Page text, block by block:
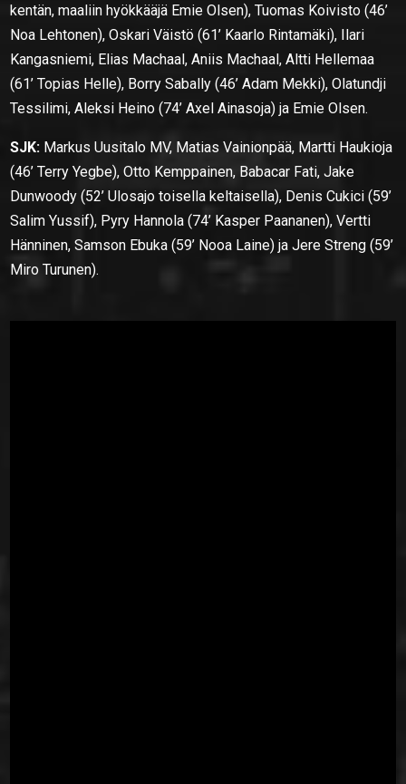
kentän, maaliin hyökkääjä Emie Olsen), Tuomas Koivisto (46’
Noa Lehtonen), Oskari Väistö (61’ Kaarlo Rintamäki), Ilari
Kangasniemi, Elias Machaal, Aniis Machaal, Altti Hellemaa
(61’ Topias Helle), Borry Sabally (46’ Adam Mekki), Olatundji
Tessilimi, Aleksi Heino (74’ Axel Ainasoja) ja Emie Olsen.
SJK: Markus Uusitalo MV, Matias Vainionpää, Martti Haukioja
(46’ Terry Yegbe), Otto Kemppainen, Babacar Fati, Jake
Dunwoody (52’ Ulosajo toisella keltaisella), Denis Cukici (59’
Salim Yussif), Pyry Hannola (74’ Kasper Paananen), Vertti
Hänninen, Samson Ebuka (59’ Nooa Laine) ja Jere Streng (59’
Miro Turunen).